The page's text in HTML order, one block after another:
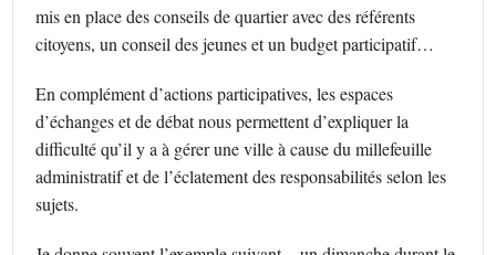
mis en place des conseils de quartier avec des référents
citoyens, un conseil des jeunes et un budget participatif…
En complément d’actions participatives, les espaces
d’échanges et de débat nous permettent d’expliquer la
difficulté qu’il y a à gérer une ville à cause du millefeuille
administratif et de l’éclatement des responsabilités selon les
sujets.